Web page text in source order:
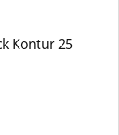
Kontur 25